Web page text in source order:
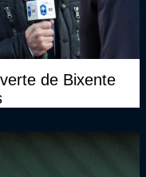
de Bixente